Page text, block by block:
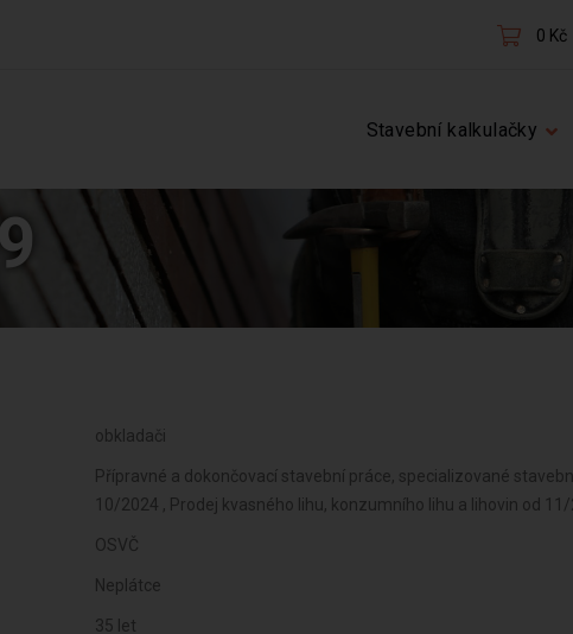
0 Kč
Stavební kalkulačky
obkladači
Přípravné a dokončovací stavební práce, specializované
10/2024 , Prodej kvasného lihu, konzumního lihu a lihovin od
OSVČ
Neplátce
35 let